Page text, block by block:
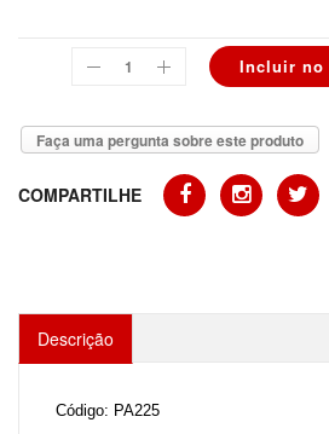
Faça uma pergunta sobre este produto
COMPARTILHE
Descrição
Código: PA225